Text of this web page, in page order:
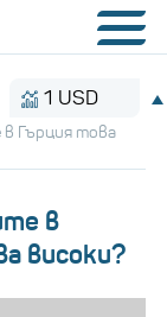
USD
Гърция това
в
високи?